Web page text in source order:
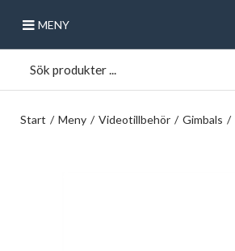
MENY
Start / Meny / Videotillbehör / Gimbals /